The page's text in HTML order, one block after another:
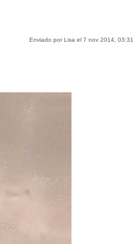
Enviado por Lisa el 7 nov 2014, 03:31